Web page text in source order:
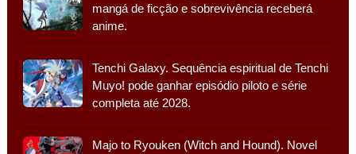
mangá de ficção e sobrevivência receberá
anime.
Tenchi Galaxy. Sequência espiritual de Tenchi
Muyo! pode ganhar episódio piloto e série
completa até 2028.
Majo to Ryouken (Witch and Hound). Novel